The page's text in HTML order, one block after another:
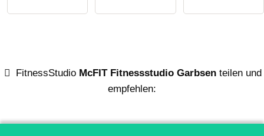
FitnessStudio McFIT Fitnessstudio Garbsen teilen und
empfehlen: